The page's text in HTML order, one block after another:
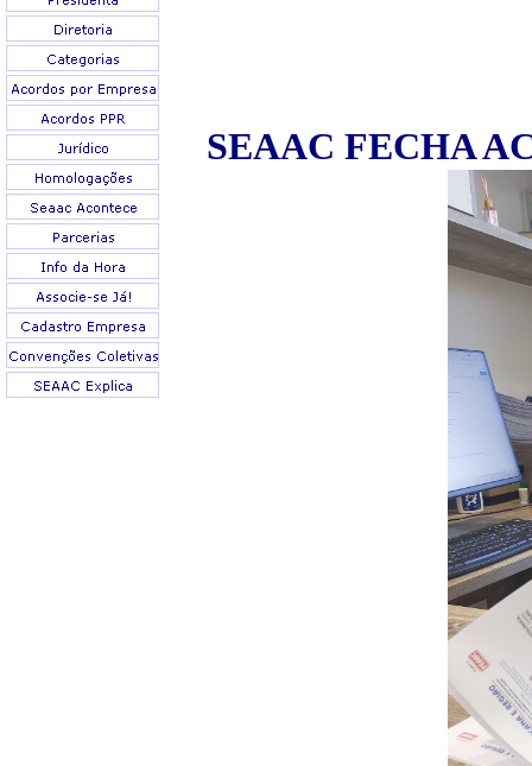
SEAAC FECHA